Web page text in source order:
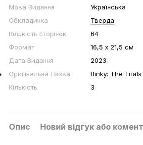
Мова Видання
Українська
Обкладинка
Тверда
Кількість сторінок
64
Формат
16,5 х 21,5 см
Дата Видання
2023
Оригінальна Назва
Binky: The Trials
Кількість
3
Опис Новий відгук або